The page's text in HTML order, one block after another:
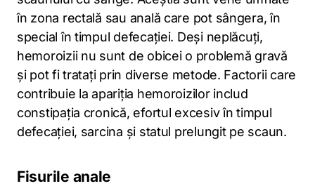
în zona rectală sau anală care pot sângera, în
special în timpul defecației. Deși neplăcuți,
hemoroizii nu sunt de obicei o problemă gravă
și pot fi tratați prin diverse metode. Factorii care
contribuie la apariția hemoroizilor includ
constipația cronică, efortul excesiv în timpul
defecației, sarcina și statul prelungit pe scaun.
Fisurile anale